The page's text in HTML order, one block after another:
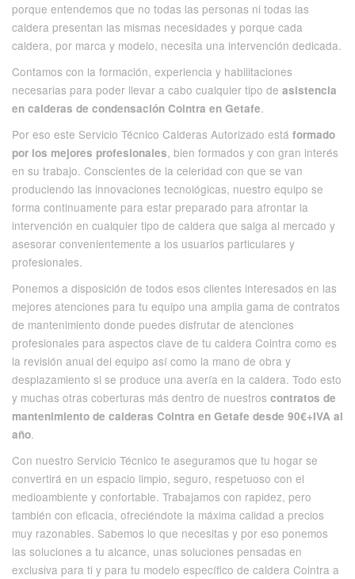
porque entendemos que no todas las personas ni todas las
caldera presentan las mismas necesidades y porque cada
caldera, por marca y modelo, necesita una intervención dedicada.
Contamos con la formación, experiencia y habilitaciones
necesarias para poder llevar a cabo cualquier tipo de asistencia
en calderas de condensación Cointra en Getafe.
Por eso este Servicio Técnico Calderas Autorizado está formado
por los mejores profesionales, bien formados y con gran interés
en su trabajo. Conscientes de la celeridad con que se van
produciendo las innovaciones tecnológicas, nuestro equipo se
forma continuamente para estar preparado para afrontar la
intervención en cualquier tipo de caldera que salga al mercado y
asesorar convenientemente a los usuarios particulares y
profesionales.
Ponemos a disposición de todos esos clientes interesados en las
mejores atenciones para tu equipo una amplia gama de contratos
de mantenimiento donde puedes disfrutar de atenciones
profesionales para aspectos clave de tu caldera Cointra como es
la revisión anual del equipo así como la mano de obra y
desplazamiento si se produce una avería en la caldera. Todo esto
y muchas otras coberturas más dentro de nuestros contratos de
mantenimiento de calderas Cointra en Getafe desde 90€+IVA al
año.
Con nuestro Servicio Técnico te aseguramos que tu hogar se
convertirá en un espacio limpio, seguro, respetuoso con el
medioambiente y confortable. Trabajamos con rapidez, pero
también con eficacia, ofreciéndote la máxima calidad a precios
muy razonables. Sabemos lo que necesitas y por eso ponemos
las soluciones a tu alcance, unas soluciones pensadas en
exclusiva para ti y para tu modelo específico de caldera Cointra a